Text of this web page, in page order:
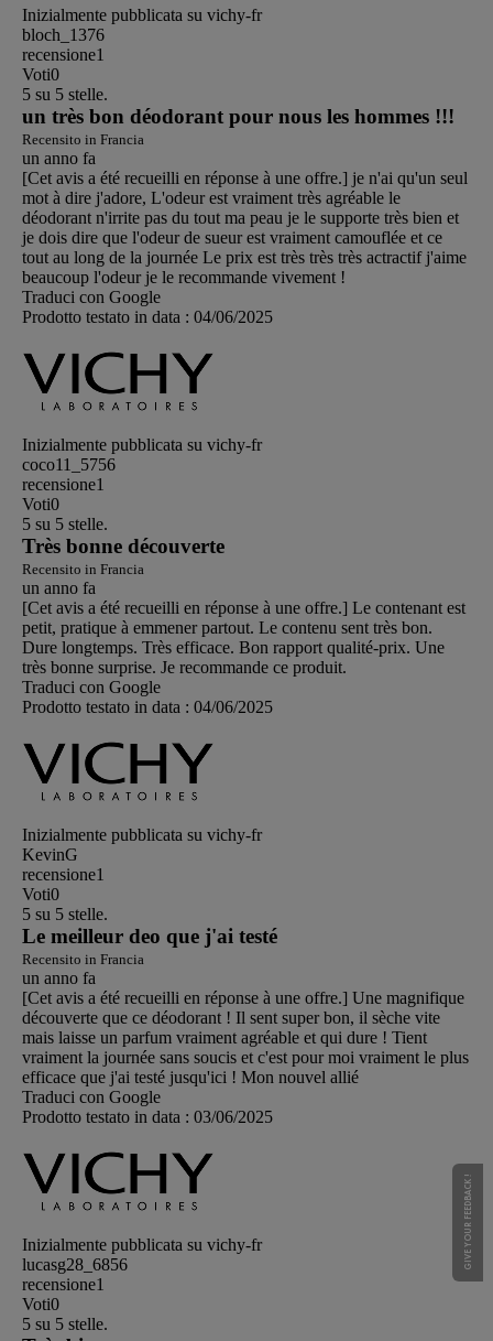
Inizialmente pubblicata su vichy-fr
bloch_1376
recensione1
Voti0
5 su 5 stelle.
un très bon déodorant pour nous les hommes !!!
Recensito in Francia
un anno fa
[Cet avis a été recueilli en réponse à une offre.] je n'ai qu'un seul
mot à dire j'adore, L'odeur est vraiment très agréable le
déodorant n'irrite pas du tout ma peau je le supporte très bien et
je dois dire que l'odeur de sueur est vraiment camouflée et ce
tout au long de la journée Le prix est très très très actractif j'aime
beaucoup l'odeur je le recommande vivement !
Traduci con Google
Prodotto testato in data : 04/06/2025
Inizialmente pubblicata su vichy-fr
coco11_5756
recensione1
Voti0
5 su 5 stelle.
Très bonne découverte
Recensito in Francia
un anno fa
[Cet avis a été recueilli en réponse à une offre.] Le contenant est
petit, pratique à emmener partout. Le contenu sent très bon.
Dure longtemps. Très efficace. Bon rapport qualité-prix. Une
très bonne surprise. Je recommande ce produit.
Traduci con Google
Prodotto testato in data : 04/06/2025
Inizialmente pubblicata su vichy-fr
KevinG
recensione1
Voti0
5 su 5 stelle.
Le meilleur deo que j'ai testé
Recensito in Francia
un anno fa
[Cet avis a été recueilli en réponse à une offre.] Une magnifique
découverte que ce déodorant ! Il sent super bon, il sèche vite
mais laisse un parfum vraiment agréable et qui dure ! Tient
vraiment la journée sans soucis et c'est pour moi vraiment le plus
efficace que j'ai testé jusqu'ici ! Mon nouvel allié
Traduci con Google
Prodotto testato in data : 03/06/2025
Inizialmente pubblicata su vichy-fr
lucasg28_6856
recensione1
Voti0
5 su 5 stelle.
GIVE YOUR FEEDBACK !